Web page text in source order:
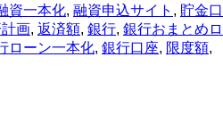
資一本化, 融資申込サイト , 貯金口
画, 返済額, 銀行, 銀行おまとめロ
ローン一本化, 銀行口座, 限度額,